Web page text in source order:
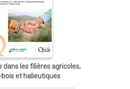
dans les filières agricoles,
et halieutiques